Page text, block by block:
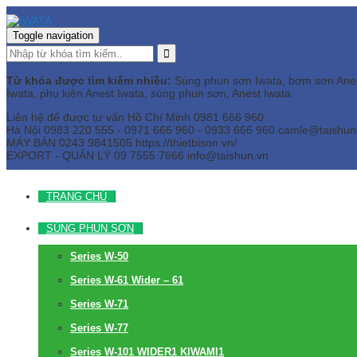
Toggle navigation
Từ khóa được tìm kiếm nhiều: Súng phun sơn Iwata, bơm sơn
Iwata, phụ kiện Anest Iwata, súng phun sơn, Anest Iwata
Liên hệ để được tư vấn Hồ Chí Minh 0981 666 960
Hà Nội 0983 220 555 - 0971 666 960 - 0933 666 960
MÁY BÀN 0243 9841505 https://thietbison.vn/
EXPORT - QUẢN LÝ 09 7555 7666 info@taishun.vn
TRANG CHỦ
SÚNG PHUN SƠN
Series W-50
Series W-61 Wider – 61
Series W-71
Series W-77
Series W-101 WIDER1 KIWAMI1